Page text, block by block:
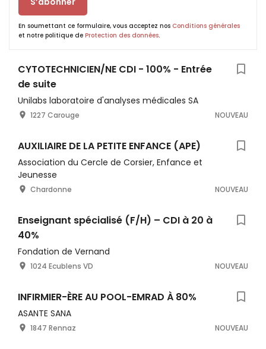
En soumettant ce formulaire, vous acceptez nos Conditions générales
et notre politique de Protection des données.
CYTOTECHNICIEN/NE CDI - 100% - Entrée
de suite
Unilabs laboratoire d'analyses médicales SA
1227 Carouge NOUVEAU
AUXILIAIRE DE LA PETITE ENFANCE (APE)
Association du Cercle de Corsier, Enfance et
Jeunesse
Chardonne NOUVEAU
Enseignant spécialisé (F/H) – CDI à 20 à
40%
Fondation de Vernand
1024 Ecublens VD NOUVEAU
INFIRMIER-ÈRE AU POOL-EMRAD À 80%
ASANTE SANA
1847 Rennaz NOUVEAU